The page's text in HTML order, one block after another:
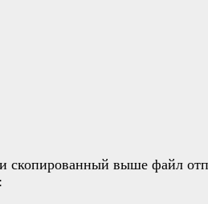
скопированный выше файл
: